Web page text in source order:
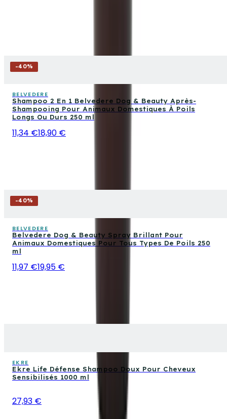
-40%
BELVEDERE
Shampoo 2 En 1 Belvedere Dog & Beauty Après-
Shampooing Pour Animaux Domestiques À Poils
Longs Ou Durs 250 ml
11,34 €18,90 €
-40%
BELVEDERE
Belvedere Dog & Beauty Spray Brillant Pour
Animaux Domestiques Pour Tous Types De Poils 250
ml
11,97 €19,95 €
EKRE
Ekre Life Défense Shampoo Doux Pour Cheveux
Sensibilisés 1000 ml
27,93 €